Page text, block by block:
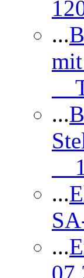
...
...
...
...